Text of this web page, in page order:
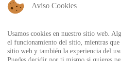
+57 60 1
6818530
+57 311
8666327 - 323
6964227
Política de
Uso
Autorización
Aviso Cookies
Usamos cookies en nuestro sitio web.
el funcionamiento del sitio, mientras
sitio web y también la experiencia del